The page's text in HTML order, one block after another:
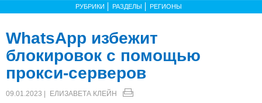
РУБРИКИ РАЗДЕЛЫ РЕГИОНЫ
WhatsApp избежит
блокировок с помощью
прокси-серверов
09.01.2023 | ЕЛИЗАВЕТА КЛЕЙН